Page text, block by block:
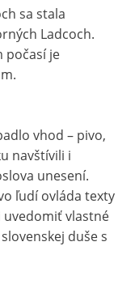
sa stala
Ladcoch.
počasí je
vhod – pivo,
navštívili i
unesení.
ľudí ovláda texty
uvedomiť vlastné
duše s